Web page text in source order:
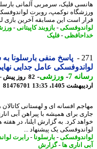
فلیک، سرمربی آلمانی
نوکمپ، روبرت لواندوفسکی،
است این مسابقه آخرین بازی
-بازوبند کاپیتانی-
-فلیک
پاسخ منفی بارسلونا به
عامل جدایی نهایی
7
-ورزشی-
1405، 13:35
81476701
افسانه ای و لهستانی کاتالان ها
برای همیشه با پیراهن آبی اناری
کرد. به گزارش ایلنا، در هفته
یک پیشنهاد ...
-بارسلونا-رابرت
اناری ها - گزارش